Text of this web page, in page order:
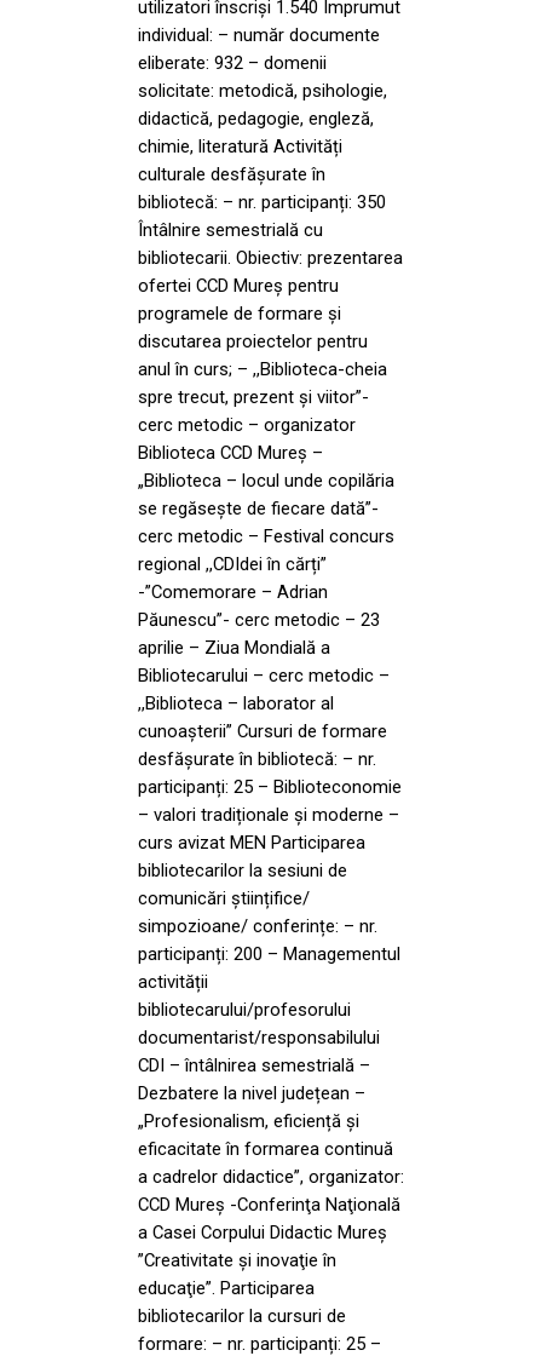
utilizatori înscriși 1.540 Împrumut
individual: – număr documente
eliberate: 932 – domenii
solicitate: metodică, psihologie,
didactică, pedagogie, engleză,
chimie, literatură Activități
culturale desfășurate în
bibliotecă: – nr. participanți: 350
Întâlnire semestrială cu
bibliotecarii. Obiectiv: prezentarea
ofertei CCD Mureș pentru
programele de formare şi
discutarea proiectelor pentru
anul în curs; – ,,Biblioteca-cheia
spre trecut, prezent și viitor”-
cerc metodic – organizator
Biblioteca CCD Mureș –
„Biblioteca – locul unde copilăria
se regăsește de fiecare dată”-
cerc metodic – Festival concurs
regional ,,CDIdei în cărți”
-”Comemorare – Adrian
Păunescu”- cerc metodic – 23
aprilie – Ziua Mondială a
Bibliotecarului – cerc metodic –
,,Biblioteca – laborator al
cunoaşterii” Cursuri de formare
desfășurate în bibliotecă: – nr.
participanți: 25 – Biblioteconomie
– valori tradiționale și moderne –
curs avizat MEN Participarea
bibliotecarilor la sesiuni de
comunicări științifice/
simpozioane/ conferințe: – nr.
participanți: 200 – Managementul
activității
bibliotecarului/profesorului
documentarist/responsabilului
CDI – întâlnirea semestrială –
Dezbatere la nivel județean –
„Profesionalism, eficiență și
eficacitate în formarea continuă
a cadrelor didactice”, organizator:
CCD Mureș -Conferinţa Naţională
a Casei Corpului Didactic Mureş
”Creativitate şi inovaţie în
educaţie”. Participarea
bibliotecarilor la cursuri de
formare: – nr. participanți: 25 –